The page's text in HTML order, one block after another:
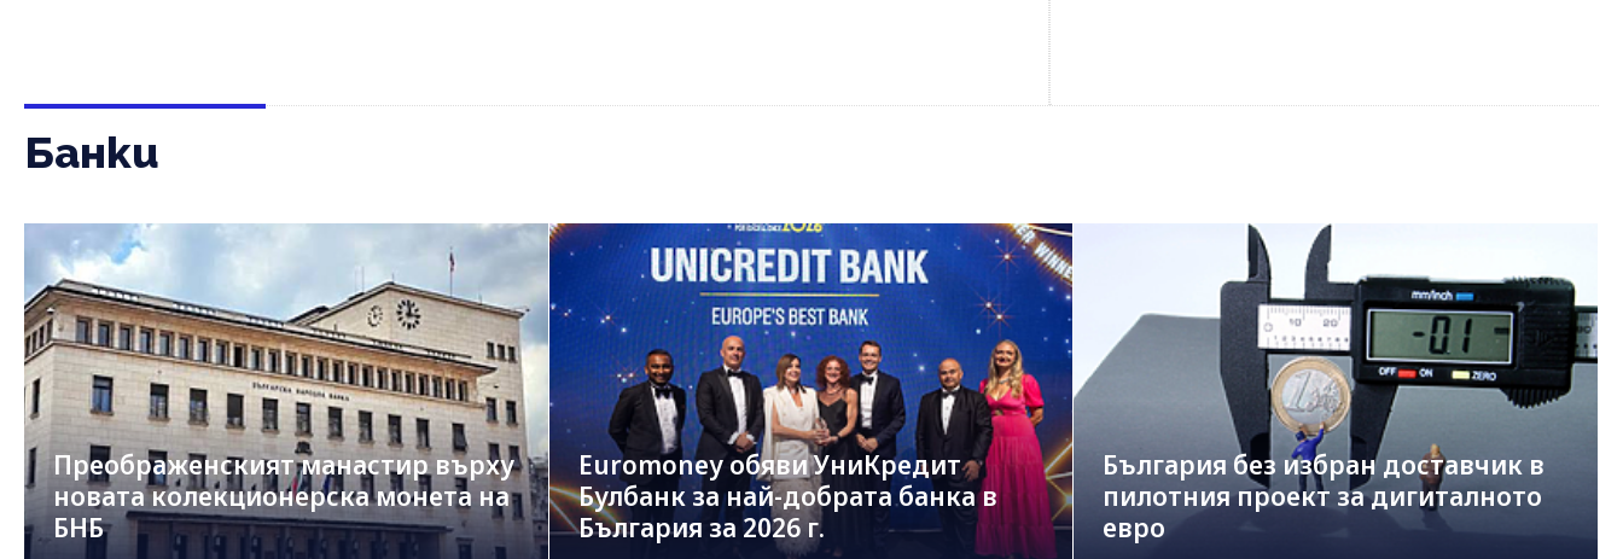
Банки
Преображенският манастир върху
новата колекционерска монета на
БНБ
Euromoney обяви УниКредит
Булбанк за най-добрата банка в
България за 2026 г.
България без избран доставчик в
пилотния проект за дигиталното
евро